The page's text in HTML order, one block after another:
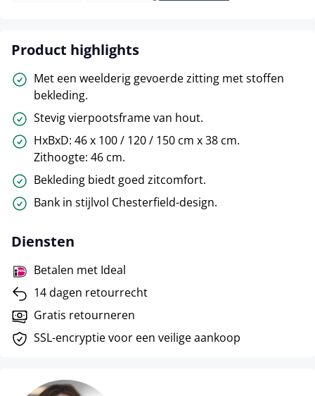
Product highlights
Met een weelderig gevoerde zitting met stoffen
bekleding.
Stevig vierpootsframe van hout.
HxBxD: 46 x 100 / 120 / 150 cm x 38 cm.
Zithoogte: 46 cm.
Bekleding biedt goed zitcomfort.
Bank in stijlvol Chesterfield-design.
Diensten
Betalen met Ideal
14 dagen retourrecht
Gratis retourneren
SSL-encryptie voor een veilige aankoop